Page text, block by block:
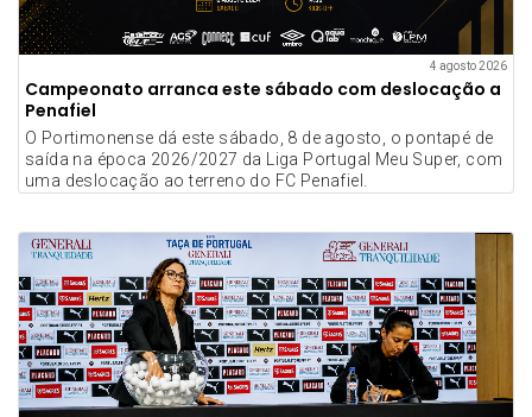
4 agosto 2026
Campeonato arranca este sábado com deslocação a
Penafiel
O Portimonense dá este sábado, 8 de agosto, o pontapé de
saída na época 2026/2027 da Liga Portugal Meu Super, com
uma deslocação ao terreno do FC Penafiel.